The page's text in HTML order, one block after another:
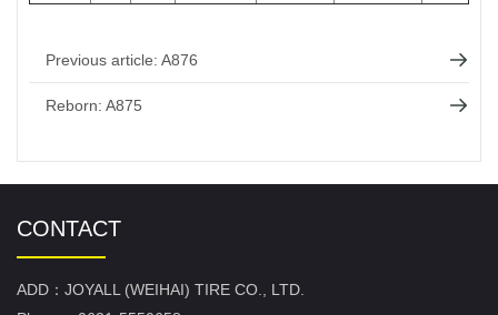
Previous article: A876
Reborn: A875
CONTACT
ADD：JOYALL (WEIHAI) TIRE CO., LTD.